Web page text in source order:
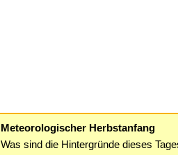
Meteorologischer Herbstanfang
Was sind die Hintergründe dieses